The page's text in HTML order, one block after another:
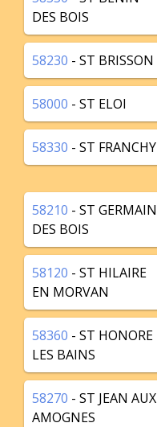
DES BOIS
58230 - ST BRISSON
58000 - ST ELOI
58330 - ST FRANCHY
58210 - ST GERMAIN
DES BOIS
58120 - ST HILAIRE
EN MORVAN
58360 - ST HONORE
LES BAINS
58270 - ST JEAN AUX
AMOGNES